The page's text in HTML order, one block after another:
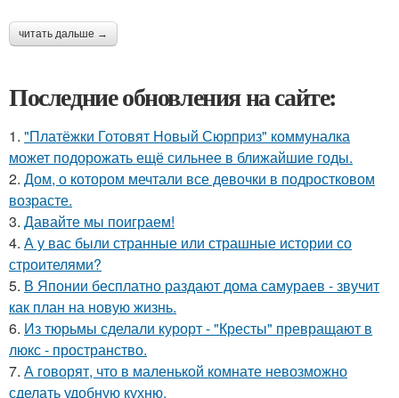
читать дальше →
Последние обновления на сайте:
1. "Платёжки Готовят Новый Сюрприз" коммуналка
может подорожать ещё сильнее в ближайшие годы.
2. Дом, о котором мечтали все девочки в подростковом
возрасте.
3. Давайте мы поиграем!
4. А у вас были странные или страшные истории со
строителями?
5. В Японии бесплатно раздают дома самураев - звучит
как план на новую жизнь.
6. Из тюрьмы сделали курорт - "Кресты" превращают в
люкс - пространство.
7. А говорят, что в маленькой комнате невозможно
сделать удобную кухню.